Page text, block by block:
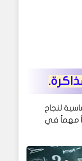
لنجاح
مهماً في